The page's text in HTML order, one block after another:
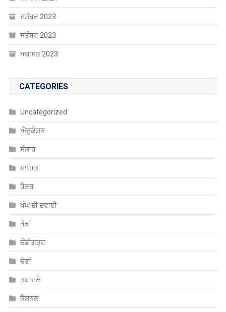
ਦਸੰਬਰ 2023
ਸਤੰਬਰ 2023
ਅਗਸਤ 2023
CATEGORIES
Uncategorized
ਐਜੂਕੇਸ਼ਨ
ਸੰਸਾਰ
ਸਾਹਿਤ
ਹੈਲਥ
ਖੰਘ ਦੀ ਦਵਾਈ
ਖੇਡਾਂ
ਚੰਡੀਗੜ੍ਹ
ਚੋਣਾਂ
ਤਬਾਦਲੇ
ਨੈਸ਼ਨਲ